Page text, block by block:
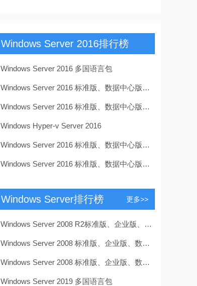
Windows Server 2016排行榜
Windows Server 2016 多国语言包
Windows Server 2016 标准版、数据中心版多合一 VL
Windows Server 2016 标准版、数据中心版多合一 英文
Windows Hyper-v Server 2016
Windows Server 2016 标准版、数据中心版多合一 简体
Windows Server 2016 标准版、数据中心版多合一 简体
Windows Server排行榜 更多>>
Windows Server 2008 R2标准版、企业版、数据中心版
Windows Server 2008 标准版、企业版、数据中心版多合
​Windows Server 2008 标准版、企业版、数据中心版多
Windows Server 2019 多国语言包